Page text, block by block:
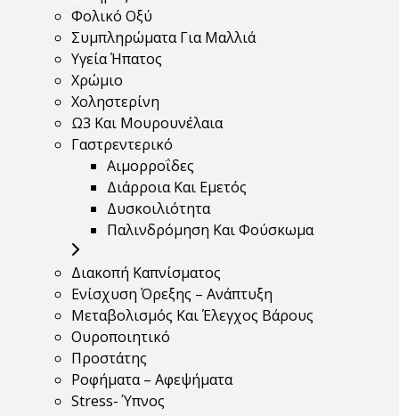
Φολικό Οξύ
Συμπληρώματα Για Μαλλιά
Υγεία Ήπατος
Χρώμιο
Χοληστερίνη
Ω3 Και Μουρουνέλαια
Γαστρεντερικό
Αιμορροΐδες
Διάρροια Και Εμετός
Δυσκοιλιότητα
Παλινδρόμηση Και Φούσκωμα
Διακοπή Καπνίσματος
Ενίσχυση Όρεξης – Ανάπτυξη
Μεταβολισμός Και Έλεγχος Βάρους
Ουροποιητικό
Προστάτης
Ροφήματα – Αφεψήματα
Stress- Ύπνος